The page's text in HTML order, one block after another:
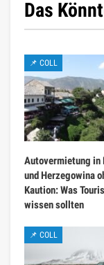
Das
📌 COLL
Autovermietung in
und Herzegowina
Kaution: Was
wissen sollten
📌 COLL